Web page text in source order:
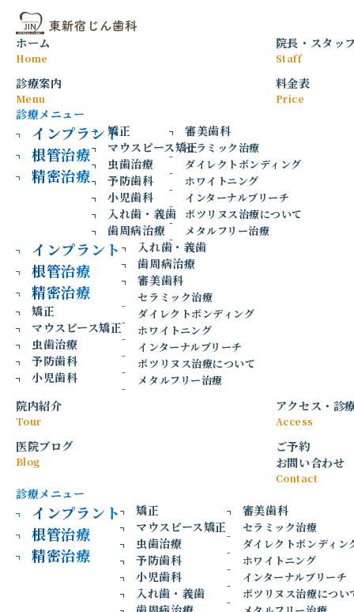
ホーム
Home
院長 ・ スタッ
Staff
診療案内
Menu
診療メニュー
インプラント
根管治療
精密治療
矯正
マウスピース矯正
虫歯治療
予防歯科
小児歯科
入れ歯・義歯
歯周病治療
審美歯科
セラミック治療
ダイレクトボンディング
ホワイトニング
インターナルブリーチ
ボツリヌス治療について
メタルフリー治療
インプラント
根管治療
精密治療
矯正
マウスピース矯正
虫歯治療
予防歯科
小児歯科
入れ歯・義歯
歯周病治療
審美歯科
セラミック治療
ダイレクトボンディング
ホワイトニング
インターナルブリーチ
ボツリヌス治療について
メタルフリー治療
料金表
Price
院内紹介
Tour
アクセス ・ 診
Access
医院ブログ
Blog
ご予約
お問い合わせ
Contact
診療メニュー
インプラント
根管治療
精密治療
矯正
マウスピース矯正
虫歯治療
予防歯科
小児歯科
入れ歯・義歯
審美歯科
セラミック治療
ダイレクトボンディン
ホワイトニング
インターナルブリーチ
ボツリヌス治療につい
2026
5/31
いとは？それぞれの特徴を解説
矯正
歯並びを整えたいと考えたとき、「マウスピース矯正とワイ
ヤー矯正は何が違うの？」「自分にはどちらが合ってい
る？」と悩む方は多いのではないでしょうか。
矯正治療にはさまざまな方法がありますが、
代表的なのが
・マウスピース矯正
・ワイヤー矯正
の2種類です。
それぞれに特徴やメリット・デメリットがあり、歯並びの状
態やライフスタイルによって適した方法は異なります。
今回は、マウスピース矯正とワイヤー矯正の違いやそれぞれ
の特徴について、東新宿の歯医者「東新宿じん歯科」が詳し
く解説します。
1. マウスピース矯正とは？